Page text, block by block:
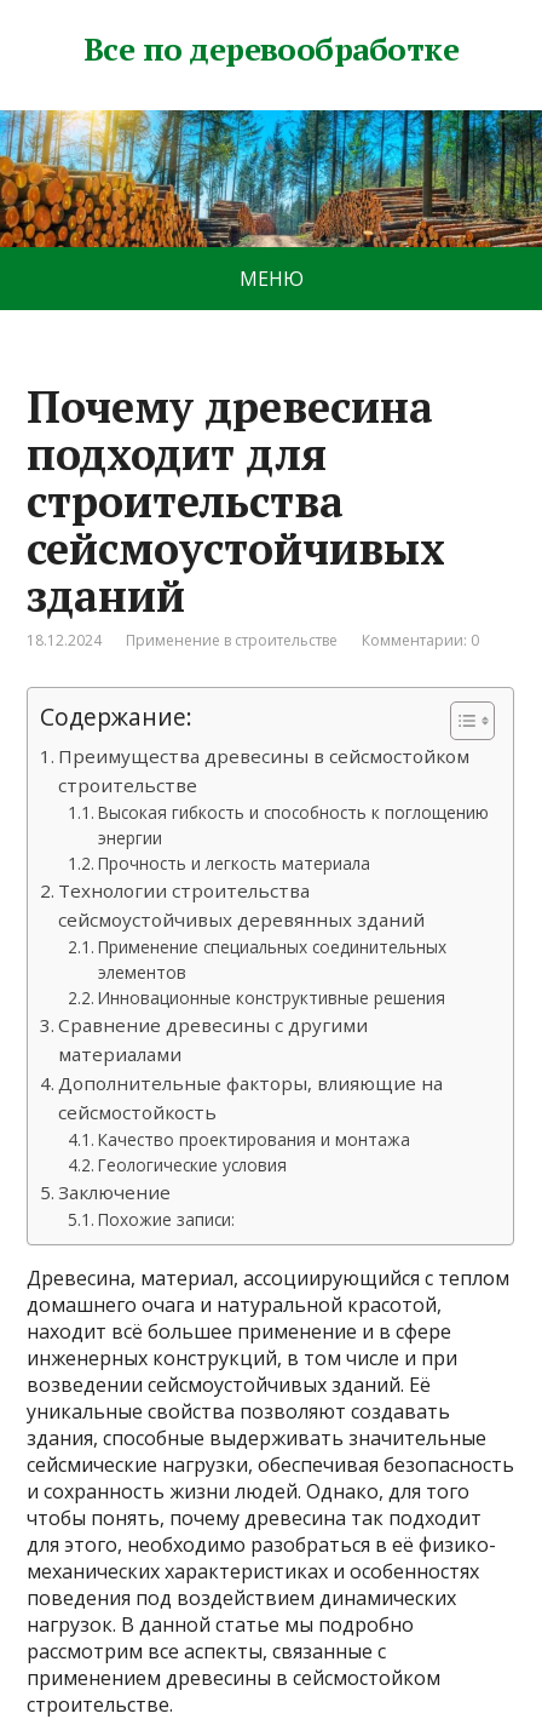
Все по деревообработке
МЕНЮ
Почему древесина
подходит для
строительства
сейсмоустойчивых
зданий
18.12.2024 Применение в строительстве Комментарии: 0
Содержание:
Преимущества древесины в сейсмостойком
строительстве
Высокая гибкость и способность к поглощению
энергии
Прочность и легкость материала
Технологии строительства
сейсмоустойчивых деревянных зданий
Применение специальных соединительных
элементов
Инновационные конструктивные решения
Сравнение древесины с другими
материалами
Дополнительные факторы, влияющие на
сейсмостойкость
Качество проектирования и монтажа
Геологические условия
Заключение
Похожие записи:
Древесина, материал, ассоциирующийся с теплом
домашнего очага и натуральной красотой,
находит всё большее применение и в сфере
инженерных конструкций, в том числе и при
возведении сейсмоустойчивых зданий. Её
уникальные свойства позволяют создавать
здания, способные выдерживать значительные
сейсмические нагрузки, обеспечивая безопасность
и сохранность жизни людей. Однако, для того
чтобы понять, почему древесина так подходит
для этого, необходимо разобраться в её физико-
механических характеристиках и особенностях
поведения под воздействием динамических
нагрузок. В данной статье мы подробно
рассмотрим все аспекты, связанные с
применением древесины в сейсмостойком
строительстве.